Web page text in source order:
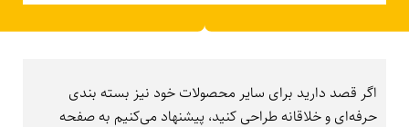
اگر قصد دارید برای سایر محصولات خود نیز بسته‌ بندی
حرفه‌ای و خلاقانه طراحی کنید، پیشنهاد می‌کنیم به صفحه